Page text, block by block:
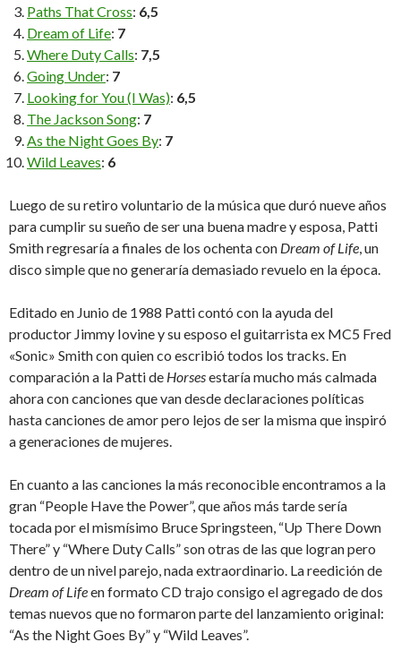
Paths That Cross: 6,5
Dream of Life: 7
Where Duty Calls: 7,5
Going Under: 7
Looking for You (I Was): 6,5
The Jackson Song: 7
As the Night Goes By: 7
Wild Leaves: 6
Luego de su retiro voluntario de la música que duró nueve años
para cumplir su sueño de ser una buena madre y esposa, Patti
Smith regresaría a finales de los ochenta con Dream of Life, un
disco simple que no generaría demasiado revuelo en la época.
Editado en Junio de 1988 Patti contó con la ayuda del
productor Jimmy Iovine y su esposo el guitarrista ex MC5 Fred
«Sonic» Smith con quien co escribió todos los tracks. En
comparación a la Patti de Horsesestaría mucho más calmada
ahora con canciones que van desde declaraciones políticas
hasta canciones de amor pero lejos de ser la misma que inspiró
a generaciones de mujeres.
En cuanto a las canciones la más reconocible encontramos a la
gran “People Have the Power”, que años más tarde sería
tocada por el mismísimo Bruce Springsteen, “Up There Down
There” y “Where Duty Calls” son otras de las que logran pero
dentro de un nivel parejo, nada extraordinario. La reedición de
Dream of Lifeen formato CD trajo consigo el agregado de dos
temas nuevos que no formaron parte del lanzamiento original:
“As the Night Goes By” y “Wild Leaves”.